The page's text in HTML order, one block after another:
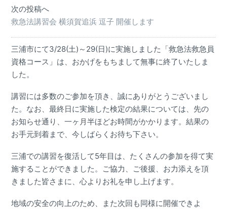
次の投稿へ
救急法講習会 横須賀追浜 逗子 開催します
三浦市にて3/28(土)～29(日)に実施しました「救急法救急員
資格コース」は、おかげをもちまして無事に終了いたしま
した。
講習には多数のご参加を頂き、誠にありがとうございまし
た。なお、最終日に実施した検定の結果については、先の
お知らせ通り、一ヶ月半ほどお時間がかかります。結果の
お手元到着まで、今しばらくお待ち下さい。
三浦での講習を復活して5年目は、たくさんの参加を得て実
施することができました。ご協力、ご後援、お力添えを頂
きました皆さまに、心よりお礼を申し上げます。
地域の安全の向上のため、また次回も同様に開催できよ